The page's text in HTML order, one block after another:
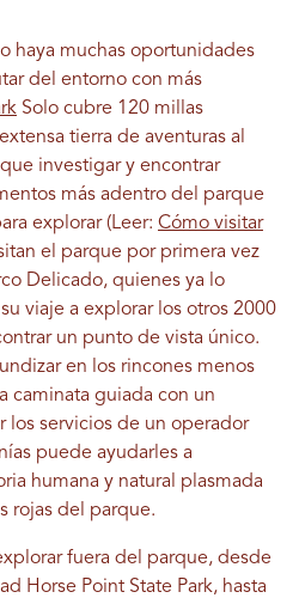
haya muchas oportunidades
del entorno con más
Solo cubre 120 millas
tierra de aventuras al
investigar y encontrar
más adentro del parque
explorar (Leer: Cómo visitar
el parque por primera vez
Delicado, quienes ya lo
viaje a explorar los otros 2000
un punto de vista único.
en los rincones menos
caminata guiada con un
los servicios de un operador
puede ayudarles a
humana y natural plasmada
rojas del parque.
fuera del parque, desde
Horse Point State Park, hasta